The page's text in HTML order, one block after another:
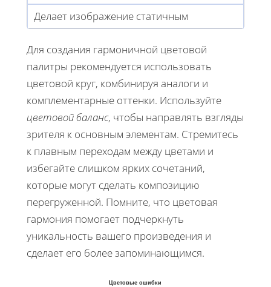
Делает изображение статичным
Для создания гармоничной цветовой
палитры рекомендуется использовать
цветовой круг, комбинируя аналоги и
комплементарные оттенки. Используйте
цветовой баланс, чтобы направлять взгляды
зрителя к основным элементам. Стремитесь
к плавным переходам между цветами и
избегайте слишком ярких сочетаний,
которые могут сделать композицию
перегруженной. Помните, что цветовая
гармония помогает подчеркнуть
уникальность вашего произведения и
сделает его более запоминающимся.
Цветовые ошибки